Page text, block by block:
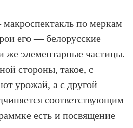
по меркам
его — белорусские
же элементарные частицы.
стороны, такое, с
урожай, а с другой —
соответствующим
есть и посвящение